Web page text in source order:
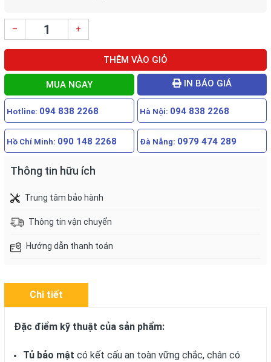
– +
THÊM VÀO GIỎ
MUA NGAY IN BÁO GIÁ
Hotline: 094 838 2268 Hà Nội: 094 838 2268
Hồ Chí Minh: 090 148 2268 Đà Nẵng: 0979 474 289
Thông tin hữu ích
Trung tâm bảo hành
Thông tin vận chuyển
Hướng dẫn thanh toán
Chi tiết
Đặc điểm kỹ thuật của sản phẩm:
Tủ bảo mật có kết cấu an toàn vững chắc, chân có